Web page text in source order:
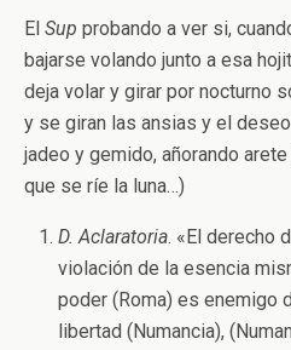
El Sup probando a ver si,
bajarse volando junto a esa
deja volar y girar por nocturno
y se giran las ansias y el
jadeo y gemido, añorando
que se ríe la luna…)
D. Aclaratoria. «El derecho
violación de la esencia
poder (Roma) es enemigo
libertad (Numancia),